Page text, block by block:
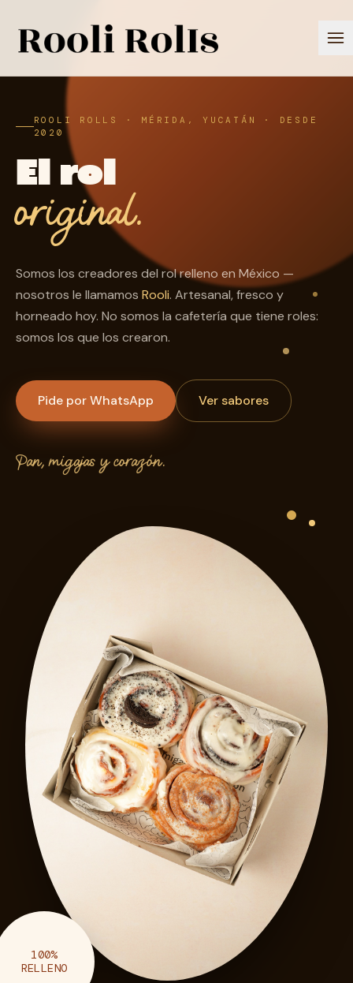
ROOLI ROLLS · MÉRIDA, YUCATÁN · DESDE
2020
El rol
original.
Somos los creadores del rol relleno en México —
nosotros le llamamos Rooli. Artesanal, fresco y
horneado hoy. No somos la cafetería que tiene roles:
somos los que los crearon.
Pide por WhatsApp Ver sabores
Pan, migajas y corazón.
100%
RELLENO